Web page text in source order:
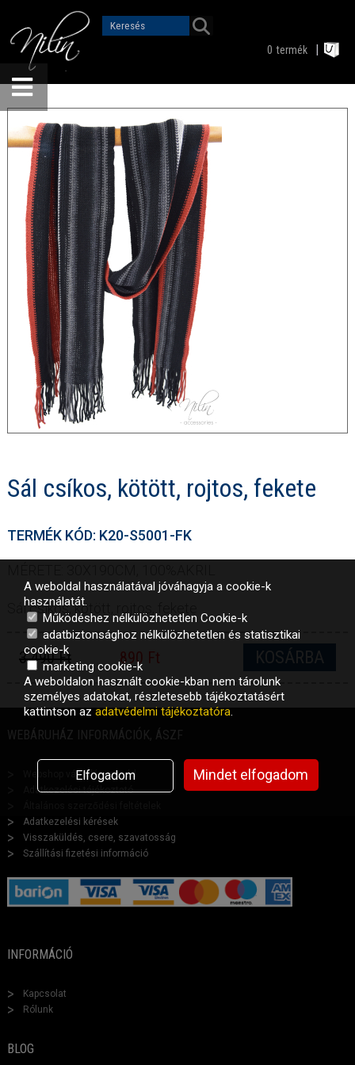
0 termék
Sál csíkos, kötött, rojtos, fekete
TERMÉK KÓD: K20-S5001-FK
Sál csíkos, kötött, rojtos, fekete
3 490 Ft 890 Ft KOSÁRBA
WEBÁRUHÁZ INFORMÁCIÓK, ÁSZF
Webshop vásárlási segéd
Adatkezelési tájékoztató
Adatkezelési kérések
Visszaküldés, csere, szavatosság
Szállítási fizetési információ
INFORMÁCIÓ
Kapcsolat
Rólunk
BLOG
A weboldal használatával jóváhagyja a cookie-k
használatát.
Működéshez nélkülözhetetlen Cookie-k
adatbiztonsághoz nélkülözhetetlen és statisztikai
cookie-k
marketing cookie-k
A weboldalon használt cookie-kban nem tárolunk
személyes adatokat, részletesebb tájékoztatásért
kattintson azadatvédelmi tájékoztatóra.
Elfogadom Mindet elfogadom